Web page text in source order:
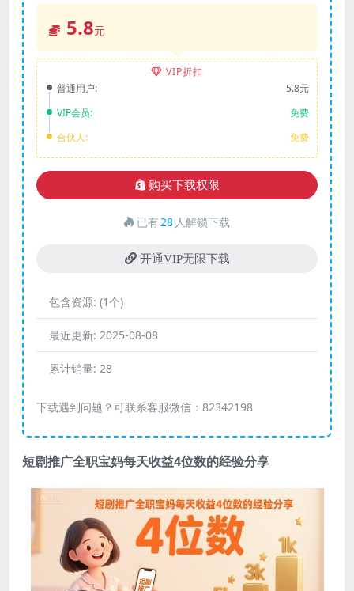
5.8元
VIP折扣
普通用户:
5.8元
VIP会员:
免费
合伙人:
免费
购买下载权限
已有28 人解锁下载
开通VIP无限下载
包含资源: (1个)
最近更新: 2025-08-08
累计销量: 28
下载遇到问题？可联系客服微信：82342198
短剧推广全职宝妈每天收益4位数的经验分享